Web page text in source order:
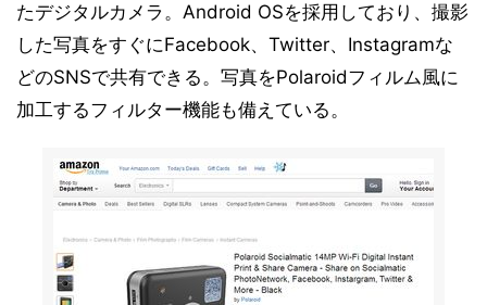
たデジタルカメラ。Android OSを採用しており、撮影
した写真をすぐにFacebook、Twitter、Instagramな
どのSNSで共有できる。写真をPolaroidフィルム風に
加工するフィルター機能も備えている。